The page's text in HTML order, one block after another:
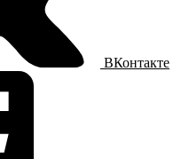
ВКонтакте